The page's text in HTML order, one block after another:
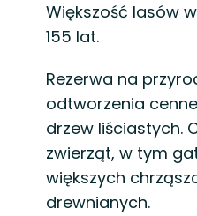
Większość lasów
155 lat.
Rezerwa na
odtworzenia
drzew liściastych.
zwierząt, w tym
większych
drewnianych.